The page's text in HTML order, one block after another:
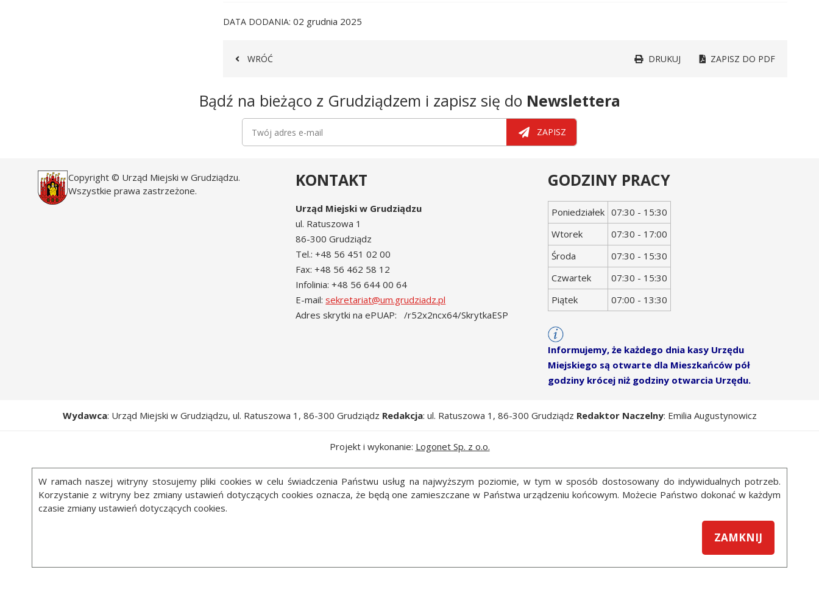
DATA DODANIA 02 grudnia 2025
WRÓĆ DRUKUJ ZAPISZ DO PDF
Bądź na bieżąco z Grudziądzem i zapisz się do Newslettera
ZAPISZ
Copyright © Urząd Miejski w Grudziądzu.
Wszystkie prawa zastrzeżone.
KONTAKT
Urząd Miejski w Grudziądzu
ul. Ratuszowa 1
86-300 Grudziądz
Tel.: +48 56 451 02 00
Fax: +48 56 462 58 12
Infolinia: +48 56 644 00 64
E-mail:sekretariat@um.grudziadz.pl
Adres skrytki na ePUAP: /r52x2ncx64/SkrytkaESP
GODZINY PRACY
Dzień
tygodnia
Godziny
otwarcia
Poniedziałek 07:30 - 15:30
Wtorek
07:30 - 17:00
Środa
07:30 - 15:30
Czwartek
07:30 - 15:30
Piątek
07:00 - 13:30
Informujemy, że każdego dnia kasy Urzędu
Miejskiego są otwarte dla Mieszkańców pół
godziny krócej niż godziny otwarcia Urzędu.
Wydawca: Urząd Miejski w Grudziądzu, ul. Ratuszowa 1, 86-300 Grudziądz Redakcja: ul. Ratuszowa 1, 86-300 Grudziądz Redaktor Naczelny: Emilia Augustynowicz
Projekt i wykonanie: Logonet Sp. z o.o.
W ramach naszej witryny stosujemy pliki cookies w celu świadczenia Państwu usług na najwyższym poziomie, w tym w sposób dostosowany do indywidualnych potrzeb.
Korzystanie z witryny bez zmiany ustawień dotyczących cookies oznacza, że będą one zamieszczane w Państwa urządzeniu końcowym. Możecie Państwo dokonać w każdym
czasie zmiany ustawień dotyczących cookies.
ZAMKNIJ